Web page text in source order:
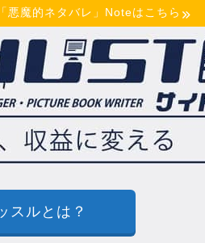
悪魔的ネタバレ」Noteはこちら
スルとは？